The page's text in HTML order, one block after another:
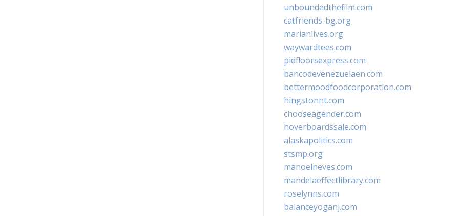
unboundedthefilm.com
catfriends-bg.org
marianlives.org
waywardtees.com
pidfloorsexpress.com
bancodevenezuelaen.com
bettermoodfoodcorporation.com
hingstonnt.com
chooseagender.com
hoverboardssale.com
alaskapolitics.com
stsmp.org
manoelneves.com
mandelaeffectlibrary.com
roselynns.com
balanceyoganj.com